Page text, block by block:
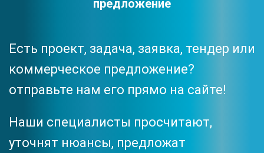
предложение
Есть проект, задача, заявка, тендер или
коммерческое предложение?
отправьте нам его прямо на сайте!
Наши специалисты просчитают,
уточнят нюансы, предложат